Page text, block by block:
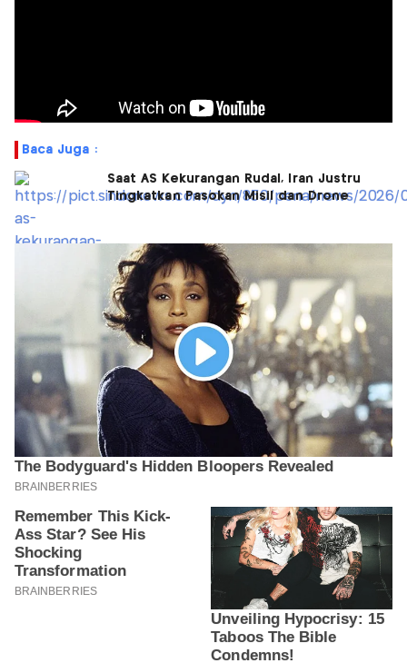
Baca Juga :
Saat AS Kekurangan Rudal, Iran Justru
Tingkatkan Pasokan Misil dan Drone